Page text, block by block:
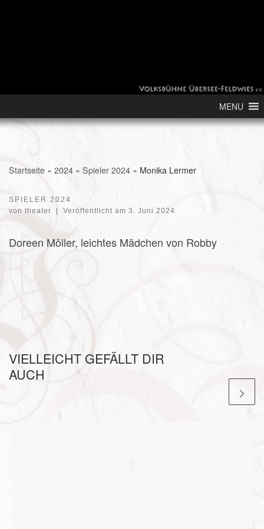
MENU
Startseite » 2024 » Spieler 2024 » Monika Lermer
SPIELER 2024
von theater | Veröffentlicht am 3. Juni 2024
Doreen Möller, leichtes Mädchen von Robby
VIELLEICHT GEFÄLLT DIR
AUCH